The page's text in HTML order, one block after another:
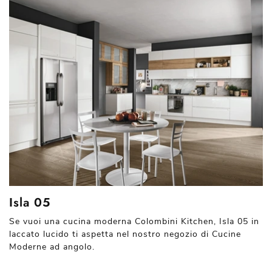
Isla 05
Se vuoi una cucina moderna Colombini Kitchen, Isla 05 in
laccato lucido ti aspetta nel nostro negozio di Cucine
Moderne ad angolo.